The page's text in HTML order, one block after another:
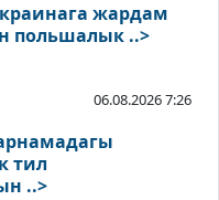
жардам
берип жүргөн польшалык ..>
06.08.2026 7:26
тил
талаптарынын ..>